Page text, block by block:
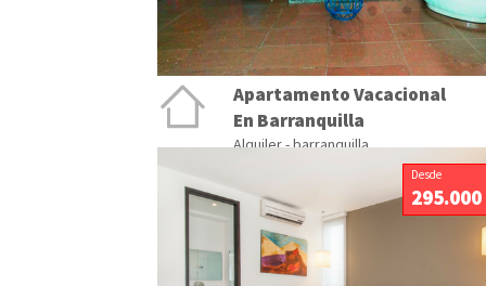
Apartamento Vacacional
En Barranquilla
Alquiler - barranquilla
Desde
295.000